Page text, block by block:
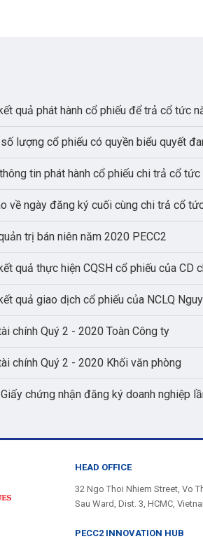
quả phát hành cổ phiếu để trả cổ tức
lượng cổ phiếu có quyền biểu quyết
tin phát hành cổ phiếu chi trả cổ
về ngày đăng ký cuối cùng chi trả cổ
trị bán niên năm 2020 PECC2
quả thực hiện CQSH cổ phiếu của CD
quả giao dịch cổ phiếu của NCLQ
chính Quý 2 - 2020 Toàn Công ty
chính Quý 2 - 2020 Khối văn phòng
chứng nhận đăng ký doanh nghiệp
HEAD OFFICE
32 Ngo Thoi Nhiem Street, Vo
Sau Ward, Dist. 3, HCMC,
PECC2 INNOVATION HUB